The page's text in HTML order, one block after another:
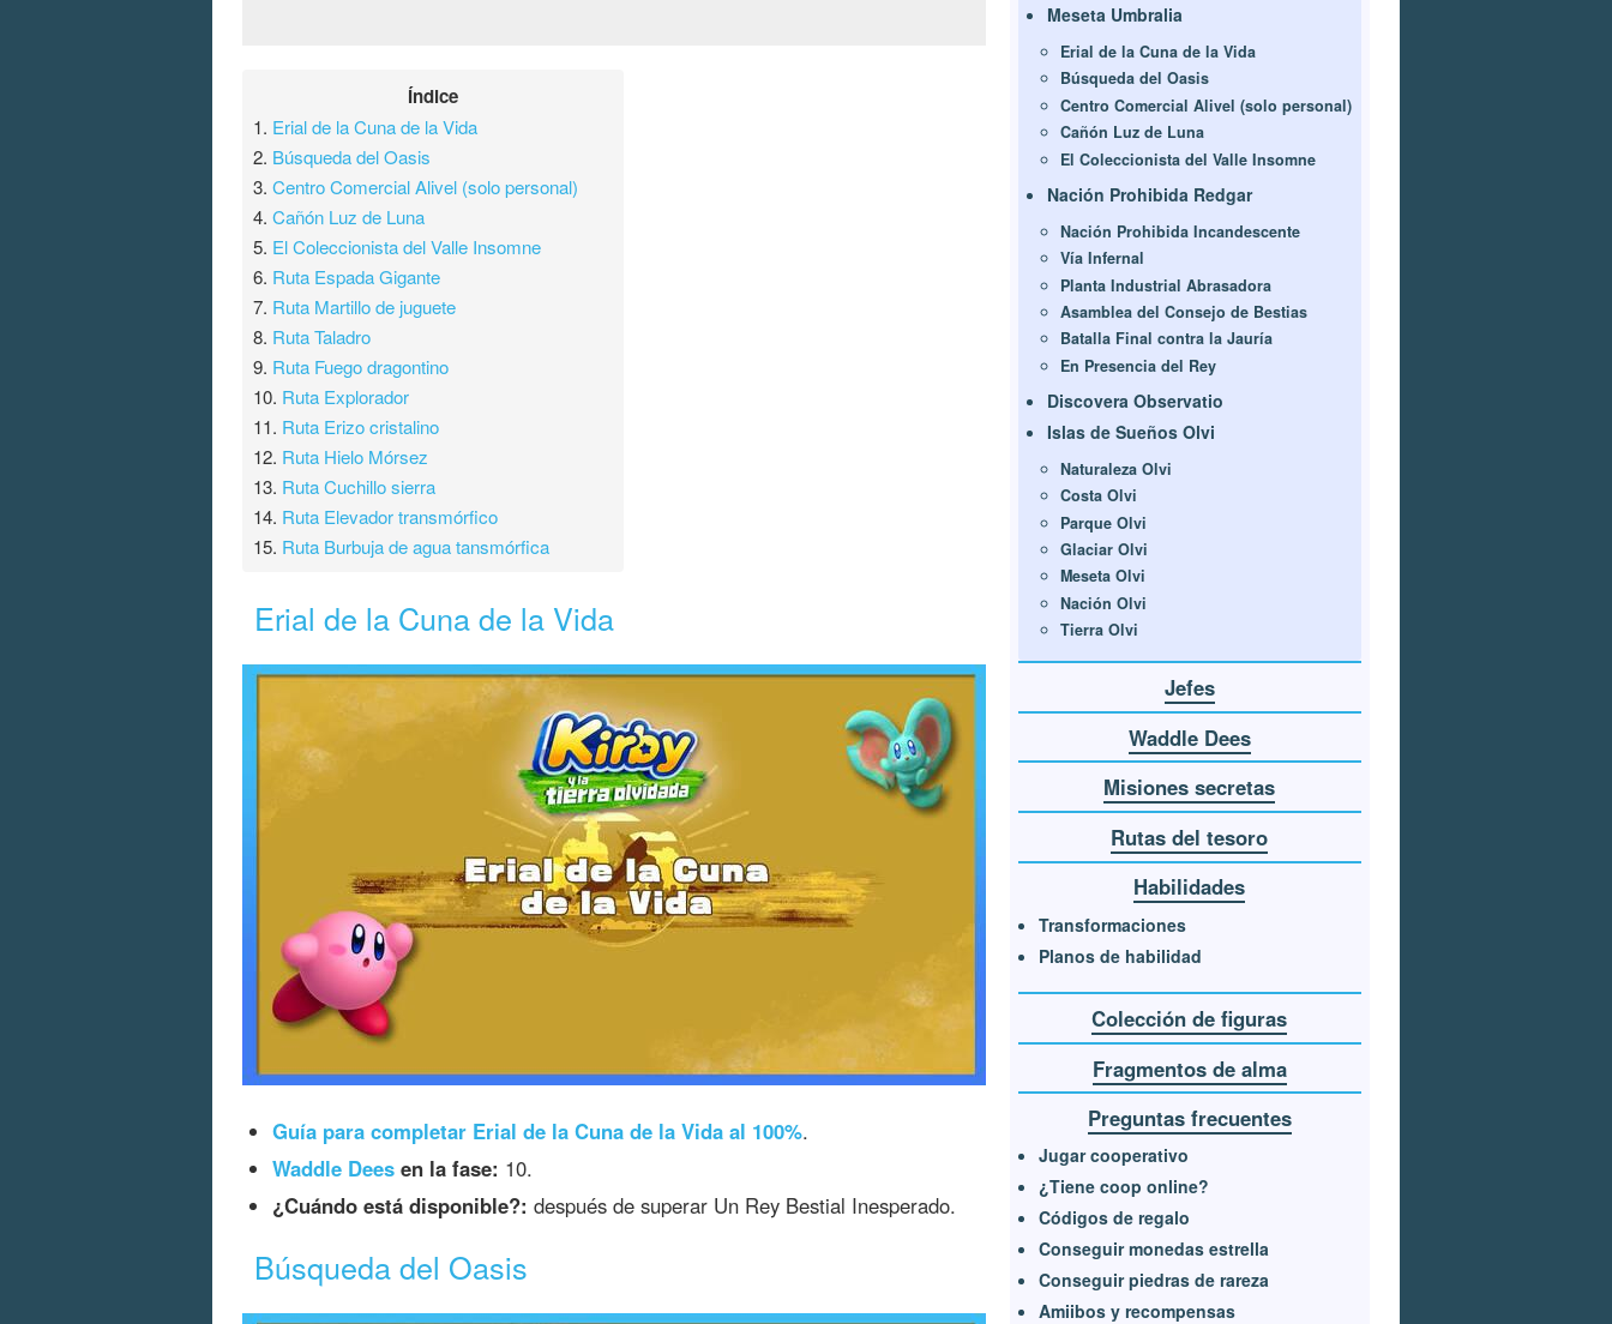
Índice
1. Erial de la Cuna de la Vida
2. Búsqueda del Oasis
3.Centro Comercial Alivel (solo personal)
4.Cañón Luz de Luna
5. El Coleccionista del Valle Insomne
6. Ruta Espada Gigante
7. Ruta Martillo de juguete
8. Ruta Taladro
9. Ruta Fuego dragontino
10. Ruta Explorador
11. Ruta Erizo cristalino
12. Ruta Hielo Mórsez
13. Ruta Cuchillo sierra
14. Ruta Elevador transmórfico
15. Ruta Burbuja de agua tansmórfica
Erial de la Cuna de la Vida
Guía para completar Erial de la Cuna de la Vida al 100%.
Waddle Dees en la fase: 10.
¿Cuándo está disponible?: después de superar Un Rey Bestial Inesperado.
Búsqueda del Oasis
Meseta Umbralia
Erial de la Cuna de la Vida
Búsqueda del Oasis
Centro Comercial Alivel (solo personal)
Cañón Luz de Luna
El Coleccionista del Valle Insomne
Nación Prohibida Redgar
Nación Prohibida Incandescente
Vía Infernal
Planta Industrial Abrasadora
Asamblea del Consejo de Bestias
Batalla Final contra la Jauría
En Presencia del Rey
Discovera Observatio
Islas de Sueños Olvi
Naturaleza Olvi
Costa Olvi
Parque Olvi
Glaciar Olvi
Meseta Olvi
Nación Olvi
Tierra Olvi
Jefes
Waddle Dees
Misiones secretas
Rutas del tesoro
Habilidades
Transformaciones
Planos de habilidad
Colección de figuras
Fragmentos de alma
Preguntas frecuentes
Jugar cooperativo
¿Tiene coop online?
Códigos de regalo
Conseguir monedas estrella
Conseguir piedras de rareza
Amiibos y recompensas